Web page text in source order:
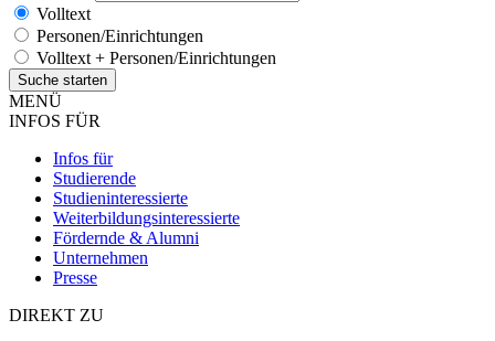
Volltext
Personen/Einrichtungen
Volltext + Personen/Einrichtungen
MENÜ
INFOS FÜR
Infos für
Studierende
Studieninteressierte
Weiterbildungsinteressierte
Fördernde & Alumni
Unternehmen
Presse
DIREKT ZU